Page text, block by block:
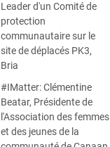
Leader d'un Comité de
protection
communautaire sur le
site de déplacés PK3,
Bria
#IMatter: Clémentine
Beatar, Présidente de
l'Association des femmes
et des jeunes de la